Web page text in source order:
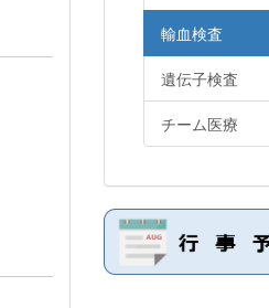
輸血検査
遺伝子検査
チーム医療